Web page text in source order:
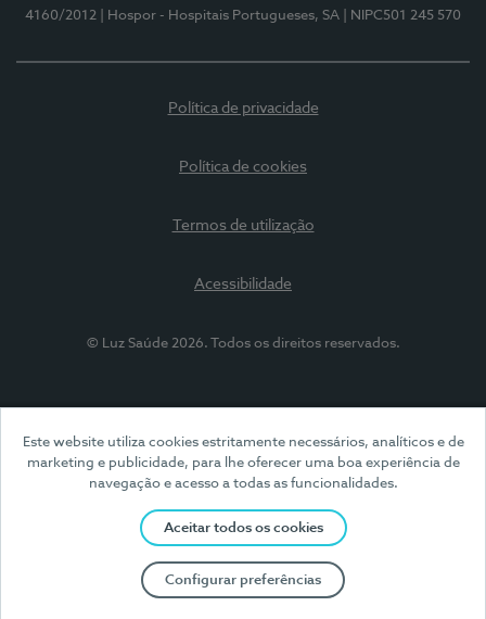
Este website utiliza cookies estritamente necessários, analíticos e de
marketing e publicidade, para lhe oferecer uma boa experiência de
navegação e acesso a todas as funcionalidades.
Aceitar todos os cookies
Configurar preferências
4160/2012
| Hospor - Hospitais Portugueses, SA | NIPC501 245 570
Política de privacidade
Política de cookies
Termos de utilização
Acessibilidade
© Luz Saúde 2026. Todos os direitos reservados.